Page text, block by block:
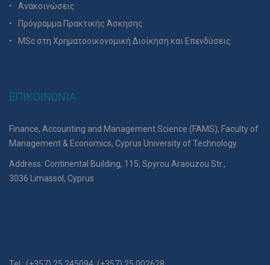
Ανακοινώσεις
Πρόγραμμα Πρακτικής Άσκησης
MSc στη Χρηματοοικονομική Διοίκηση και Επενδύσεις
ΕΠΙΚΟΙΝΩΝΊΑ
Finance, Accounting and Management Science (FAMS), Faculty of
Management & Economics, Cyprus University of Technology
Address: Continental Building, 115, Spyrou Araouzou Str.,
3036 Limassol, Cyprus